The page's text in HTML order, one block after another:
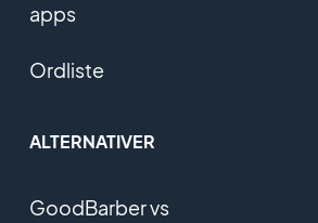
apps
Ordliste
ALTERNATIVER
GoodBarber vs